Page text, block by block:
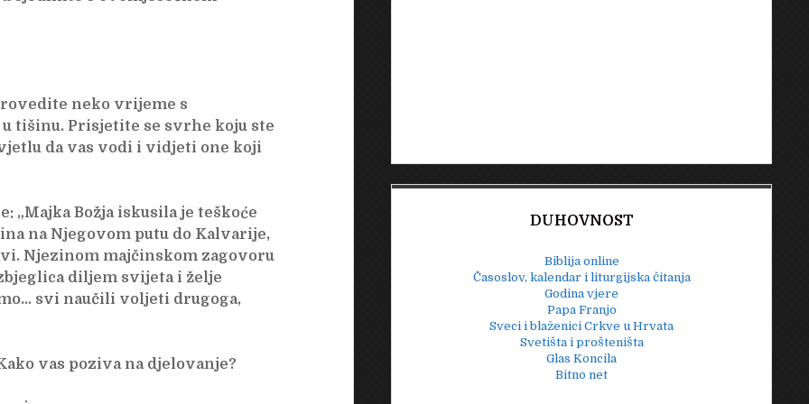
neko vrijeme s
tišinu. Prisjetite se svrhe koju ste
da vas vodi i vidjeti one koji
„Majka Božja iskusila je teškoće
na Njegovom putu do Kalvarije,
Njezinom majčinskom zagovoru
diljem svijeta i želje
svi naučili voljeti drugoga,
vas poziva na djelovanje?
DUHOVNOST
Biblija online
Časoslov, kalendar i liturgijska čitanja
Godina vjere
Papa Franjo
Sveci i blaženici Crkve u Hrvata
Svetišta i prošteništa
Glas Koncila
Bitno net